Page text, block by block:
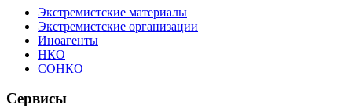
Экстремистские материалы
Экстремистские организации
Иноагенты
НКО
СОНКО
Сервисы